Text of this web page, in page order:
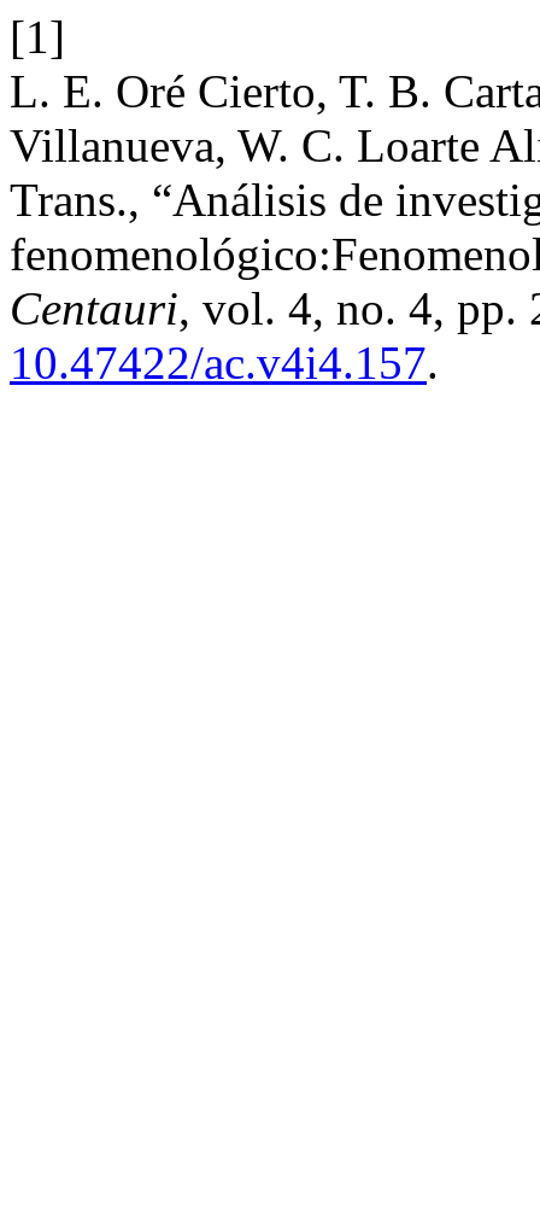
[1]
L. E. Oré Cierto, T. B.
Villanueva, W. C. Loarte
Trans., “Análisis de
Centauri, vol. 4, no. 4, pp.
10.47422/ac.v4i4.157.